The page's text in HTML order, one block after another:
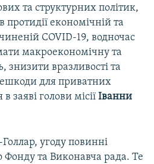
та структурних політик,
економічній та
COVID-19, водночас
макроекономічну та
знизити вразливості та
для приватних
заяві голови місії Іванни
угоду повинні
Фонду та Виконавча рада. Те